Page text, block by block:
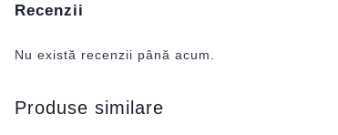
Recenzii
Nu există recenzii până acum.
Produse similare